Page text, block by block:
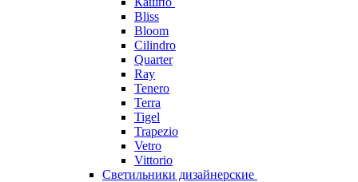
Bliss
Bloom
Cilindro
Quarter
Ray
Tenero
Terra
Tigel
Trapezio
Vetro
Vittorio
Светильники дизайнерские